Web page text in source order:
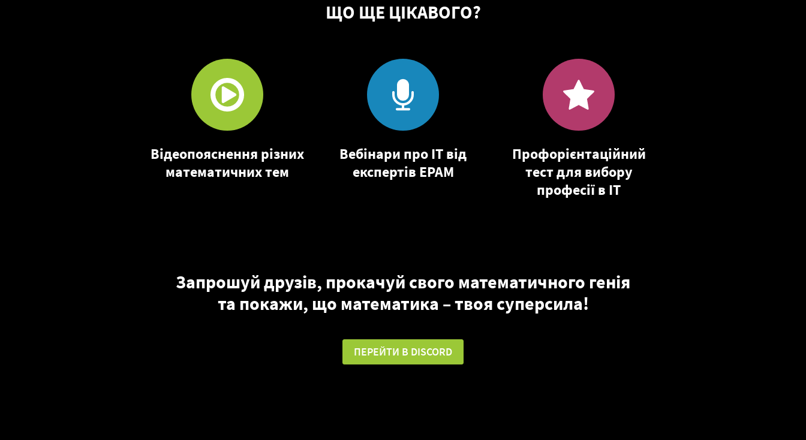
ЩО ЩЕ ЦІКАВОГО?
Відеопояснення різних
математичних тем
Вебінари про ІТ від
експертів ЕРАМ
Профорієнтаційний
тест для вибору
професії в ІТ
Запрошуй друзів, прокачуй свого математичного генія
та покажи, що математика – твоя суперсила!
ПЕРЕЙТИ В DISCORD